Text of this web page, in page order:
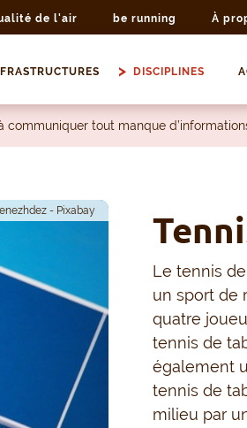
de l'air be running À
DISCIPLINES
communiquer tout manque
- Pixabay
Le tennis
un sport de
quatre
tennis de
également
tennis de
milieu par